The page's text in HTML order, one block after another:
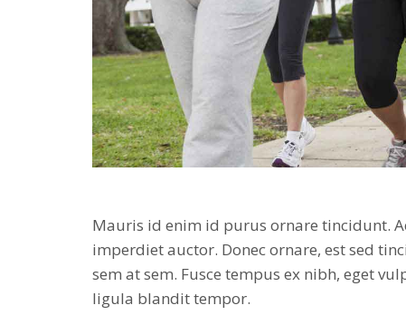
Mauris id enim id purus ornare tincidunt.
imperdiet auctor. Donec ornare, est sed
sem at sem. Fusce tempus ex nibh, eget
ligula blandit tempor.